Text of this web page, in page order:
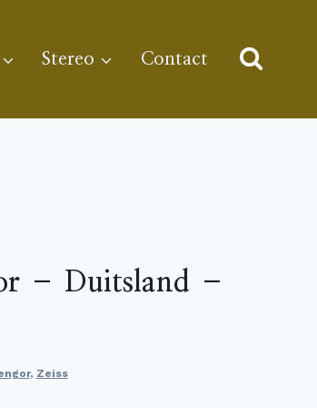
Stereo Contact
– Duitsland –
, Zeiss